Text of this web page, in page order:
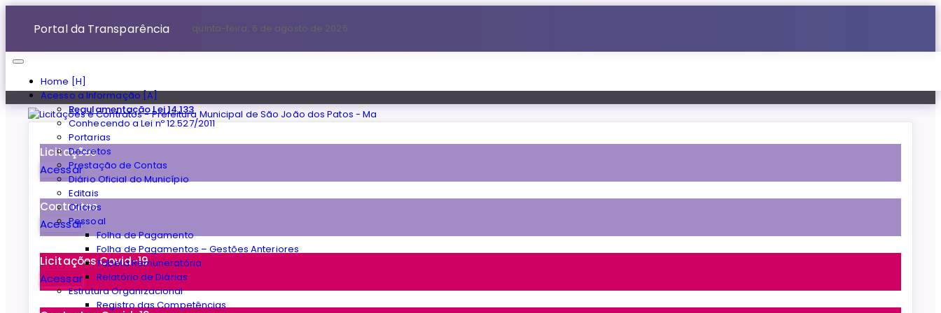
Home [H]
Acesso a Informação [A]
Regulamentação Lei 14.133
Conhecendo a Lei nº 12.527/2011
Portarias
Decretos
Prestação de Contas
Diário Oficial do Município
Editais
Ofícios
Pessoal
Folha de Pagamento
Folha de Pagamentos – Gestões Anteriores
Tabela Remuneratória
Relatório de Diárias
Estrutura Organizacional
Registro das Competências
Portal da Transparência quinta-feira, 6 de agosto de 2026
Licitações
Acessar
Contratos
Acessar
Licitações Covid-19
Acessar